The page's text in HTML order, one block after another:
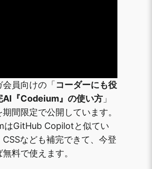
会員向けの「コーダーにも役
AI『Codeium』の使い方 」
間限定で公開しています。
はGitHub Copilotと似てい
CSSなども補完できて、今登
料で使えます。